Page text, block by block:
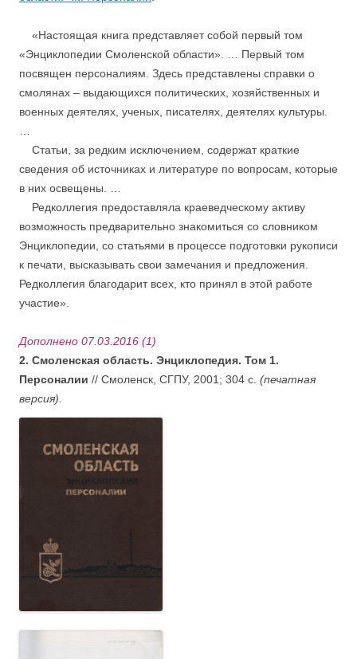
«Настоящая книга представляет собой первый том
«Энциклопедии Смоленской области». … Первый том
посвящен персоналиям. Здесь представлены справки о
смолянах – выдающихся политических, хозяйственных и
военных деятелях, ученых, писателях, деятелях культуры.
Статьи, за редким исключением, содержат краткие
сведения об источниках и литературе по вопросам, которые
в них освещены. …
Редколлегия предоставляла краеведческому активу
возможность предварительно знакомиться со словником
Энциклопедии, со статьями в процессе подготовки рукописи
к печати, высказывать свои замечания и предложения.
Редколлегия благодарит всех, кто принял в этой работе
участие».
Дополнено 07.03.2016 (1)
2. Смоленская область. Энциклопедия. Том 1.
Персоналии // Смоленск, СГПУ, 2001; 304 с. (печатная
версия).